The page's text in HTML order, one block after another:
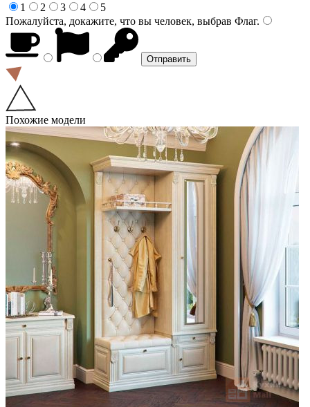
1
2 3 4
5
Пожалуйста, докажите, что вы человек, выбрав Флаг.
Похожие модели